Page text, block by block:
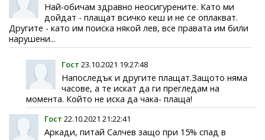
Най-обичам здравно неосигурените. Като ми
дойдат - плащат всичко кеш и не се оплакват.
Другите - като им поиска някой лев, все правата им били
нарушени...
Гост 23.10.2021 19:27:48
Напоследък и другите плащат.Защото няма
часове, а те искат да ги прегледам на
момента. Който не иска да чака- плаща!
Гост 22.10.2021 21:22:41
Аркади, питай Салчев защо при 15% спад в